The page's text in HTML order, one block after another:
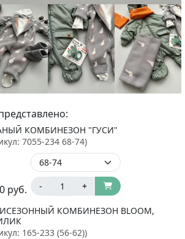
КОМБИНЕЗОН "ГУСИ"
7055-234 68-74)
руб. - +
КОМБИНЕЗОН BLOOM,
165-233 (56-62))